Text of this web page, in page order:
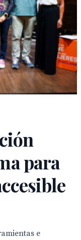
para
e